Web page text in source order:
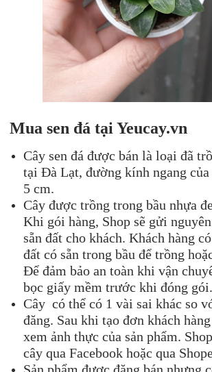
Muasen đá tại Yeucay.vn
Cây sen đá được bán là loại đã
tại Đà Lạt, đường kính ngang của
5 cm.
Cây được trồng trong bầu nhựa
Khi gói hàng, Shop sẽ gửi
sẵn đất cho khách. Khách hàng
đất có sẵn trong bầu để trồng
Để đảm bảo an toàn khi vận
bọc giấy mềm trước khi đóng gói.
Cây có thể có 1 vài sai khác so
đăng. Sau khi tạo đơn khách
xem ảnh thực của sản phẩm.
cây qua Facebook hoặc qua